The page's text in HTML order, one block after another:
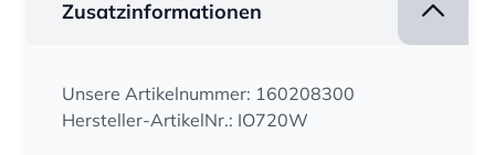
Zusatzinformationen
Unsere Artikelnummer: 160208300
Hersteller-ArtikelNr.: IO720W